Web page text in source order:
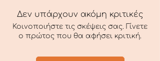
Δεν υπάρχουν ακόμη κριτικές
Κοινοποιήστε τις σκέψεις σας. Γίνετε
ο πρώτος που θα αφήσει κριτική.